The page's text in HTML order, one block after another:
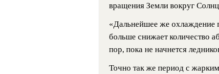
вращения Земли вокруг
«Дальнейшее же охлаждение
больше снижает количество
пор, пока не начнется
Точно так же период с